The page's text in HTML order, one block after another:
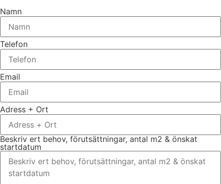
Namn
Telefon
Email
Adress + Ort
Beskriv ert behov, förutsättningar, antal m2 & önskat
startdatum